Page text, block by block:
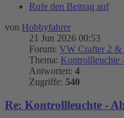
Rufe den Beitrag auf
von Hobbyfahrer
21 Jun 2026 00:53
Forum: VW Crafter 2
Thema: Kontrollleuchte
Antworten: 4
Zugriffe: 540
Re: Kontrollleuchte -